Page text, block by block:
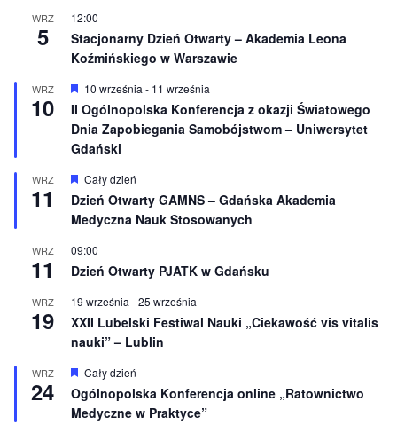
n
e
WRZ
5
12:00
Stacjonarny Dzień Otwarty – Akademia Leona
Koźmińskiego w Warszawie
WRZ
10
W
y
r
ó
ż
n
o
n
e
10 września - 11 września
II Ogólnopolska Konferencja z okazji Światowego
Dnia Zapobiegania Samobójstwom – Uniwersytet
Gdański
WRZ
11
W
y
r
ó
n
o
e
Cały dzień
Dzień Otwarty GAMNS – Gdańska Akademia
Medyczna Nauk Stosowanych
WRZ
11
09:00
Dzień Otwarty PJATK w Gdańsku
WRZ
19
19 września -25 września
XXII Lubelski Festiwal Nauki „Ciekawość vis vitalis
nauki” – Lublin
WRZ
24
W
r
ó
Cały dzień
Ogólnopolska Konferencja online „Ratownictwo
Medyczne w Praktyce”